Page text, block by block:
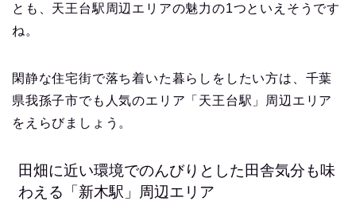
とも、天王台駅周辺エリアの魅力の1つといえそうです
ね。
閑静な住宅街で落ち着いた暮らしをしたい方は、千葉
県我孫子市でも人気のエリア「天王台駅」周辺エリア
をえらびましょう。
田畑に近い環境でのんびりとした田舎気分も味
わえる「新木駅」周辺エリア